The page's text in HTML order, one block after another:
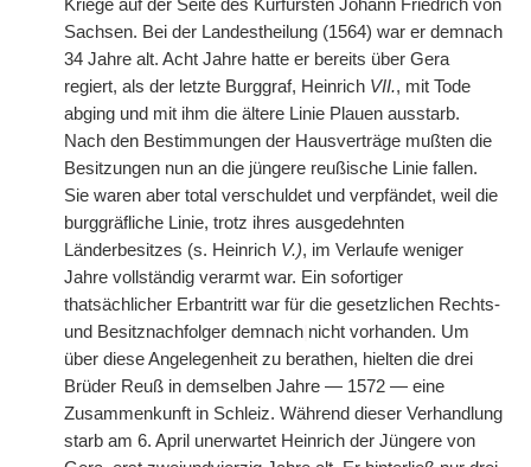
Kriege auf der Seite des Kurfürsten Johann Friedrich von
Sachsen. Bei der Landestheilung (1564) war er demnach
34 Jahre alt. Acht Jahre hatte er bereits über Gera
regiert, als der letzte Burggraf, Heinrich VII., mit Tode
abging und mit ihm die ältere Linie Plauen ausstarb.
Nach den Bestimmungen der Hausverträge mußten die
Besitzungen nun an die jüngere reußische Linie fallen.
Sie waren aber total verschuldet und verpfändet, weil die
burggräfliche Linie, trotz ihres ausgedehnten
Länderbesitzes (s. Heinrich V.), im Verlaufe weniger
Jahre vollständig verarmt war. Ein sofortiger
thatsächlicher Erbantritt war für die gesetzlichen Rechts-
und Besitznachfolger demnach nicht vorhanden. Um
über diese Angelegenheit zu berathen, hielten die drei
Brüder Reuß in demselben Jahre — 1572 — eine
Zusammenkunft in Schleiz. Während dieser Verhandlung
starb am 6. April unerwartet Heinrich der Jüngere von